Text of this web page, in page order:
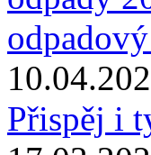
Přispěj i